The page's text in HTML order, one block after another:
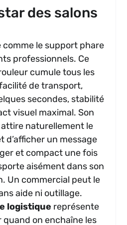
des salons
comme le support phare
professionnels. Ce
cumule tous les
de transport,
secondes, stabilité
visuel maximal. Son
naturellement le
d’afficher un message
et compact une fois
aisément dans son
Un commercial peut le
aide ni outillage.
logistique représente
on enchaîne les